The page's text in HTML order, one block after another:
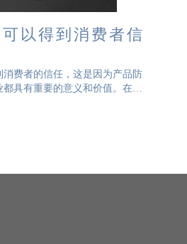
以得到消费者信
消费者的信任，这是因为产品防
具有重要的意义和价值。在如
权益，提升消费者的信任感和